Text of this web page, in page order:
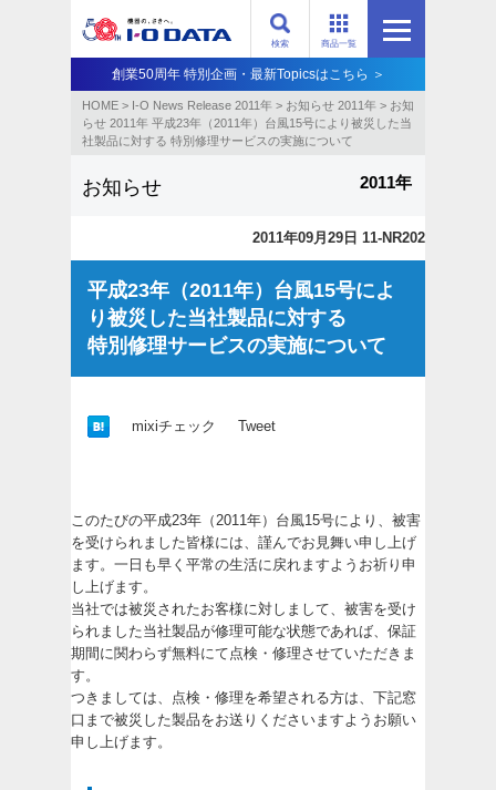
商品一覧
検索
創業50周年 特別企画・最新Topicsはこちら ＞
HOME > I-O News Release 2011年 > お知らせ 2011年 > お知
らせ 2011年 平成23年（2011年）台風15号により被災した当
社製品に対する 特別修理サービスの実施について
お知らせ 2011年
2011年09月29日 11-NR202
平成23年（2011年）台風15号によ
り被災した当社製品に対する
特別修理サービスの実施について
mixiチェック Tweet
このたびの平成23年（2011年）台風15号により、被害
を受けられました皆様には、謹んでお見舞い申し上げ
ます。一日も早く平常の生活に戻れますようお祈り申
し上げます。
当社では被災されたお客様に対しまして、被害を受け
られました当社製品が修理可能な状態であれば、保証
期間に関わらず無料にて点検・修理させていただきま
す。
つきましては、点検・修理を希望される方は、下記窓
口まで被災した製品をお送りくださいますようお願い
申し上げます。